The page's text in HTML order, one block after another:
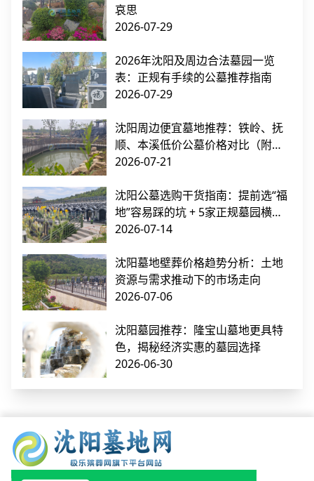
哀思
2026-07-29
2026年沈阳及周边合法墓园一览
表：正规有手续的公墓推荐指南
2026-07-29
沈阳周边便宜墓地推荐：铁岭、抚
顺、本溪低价公墓价格对比（附交
通指南）
2026-07-21
沈阳公墓选购干货指南：提前选“福
地”容易踩的坑 + 5家正规墓园横向
对比
2026-07-14
沈阳墓地壁葬价格趋势分析：土地
资源与需求推动下的市场走向
2026-07-06
沈阳墓园推荐：隆宝山墓地更具特
色，揭秘经济实惠的墓园选择
2026-06-30